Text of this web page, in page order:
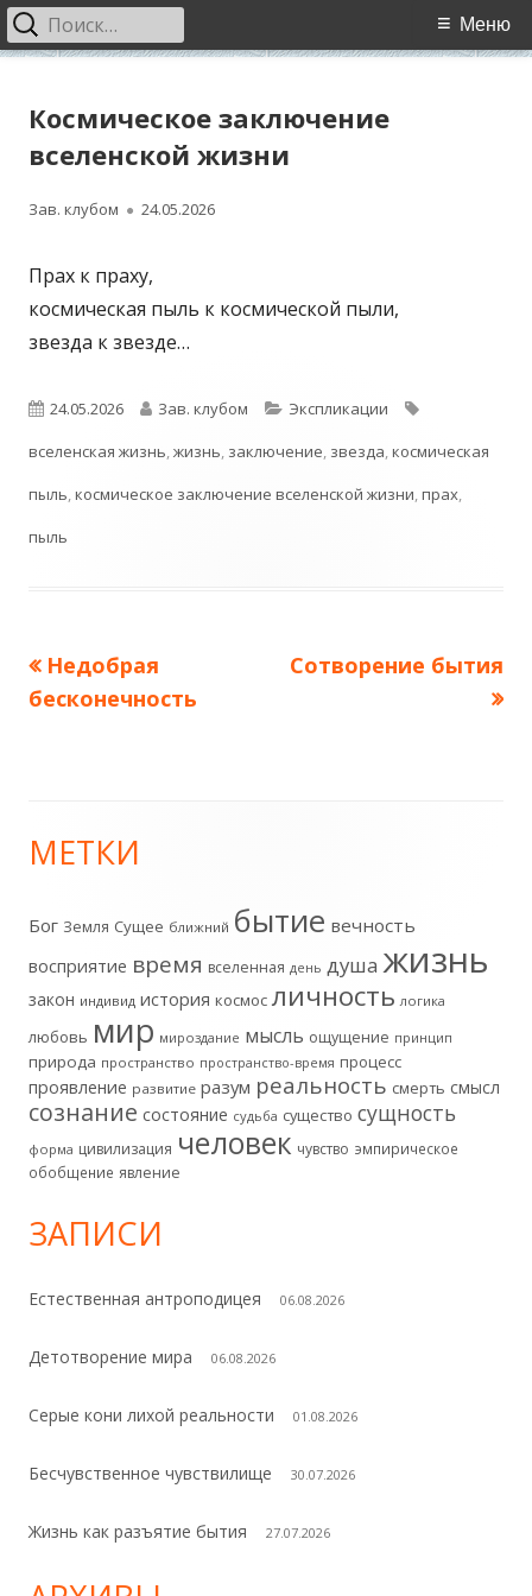
Взаимодействие
Основное
Меню
Найти:
Космическое заключение
вселенской жизни
Автор
Зав. клубом Опубликовано
24.05.2026
Прах к праху,
космическая пыль к космической пыли,
звезда к звезде…
Опубликовано
24.05.2026 Автор
Зав. клубом Рубрики
Экспликации
вселенская жизнь,жизнь, заключение, звезда,космическая
пыль,космическое заключение вселенской жизни,прах,
пыль
Навигация
Предыдущая
запись:
Недобрая
бесконечность
Следующая
Сотворение бытия
Главная
колонка
МЕТКИ
Бог Земля Сущее ближний бытие вечность
восприятие время вселенная день душа жизнь
закон индивид история космос личность логика
любовь мир мироздание мысль ощущение принцип
природа пространство пространство-время процесс
проявление развитие разум реальность смерть смысл
сознание состояние судьба существо сущность
форма цивилизация человек чувство эмпирическое
обобщение явление
ЗАПИСИ
Естественная антроподицея 06.08.2026
Детотворение мира 06.08.2026
Серые кони лихой реальности 01.08.2026
Бесчувственное чувствилище 30.07.2026
Жизнь как разъятие бытия 27.07.2026